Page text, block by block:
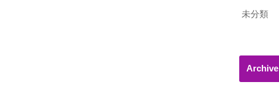
未分類
Archive